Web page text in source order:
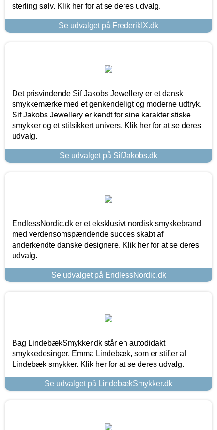
sterling sølv. Klik her for at se deres udvalg.
Se udvalget på FrederikIX.dk
Det prisvindende Sif Jakobs Jewellery er et dansk
smykkemærke med et genkendeligt og moderne udtryk.
Sif Jakobs Jewellery er kendt for sine karakteristiske
smykker og et stilsikkert univers. Klik her for at se deres
udvalg.
Se udvalget på SifJakobs.dk
EndlessNordic.dk er et eksklusivt nordisk smykkebrand
med verdensomspændende succes skabt af
anderkendte danske designere. Klik her for at se deres
udvalg.
Se udvalget på EndlessNordic.dk
Bag LindebækSmykker.dk står en autodidakt
smykkedesinger, Emma Lindebæk, som er stifter af
Lindebæk smykker. Klik her for at se deres udvalg.
Se udvalget på LindebækSmykker.dk